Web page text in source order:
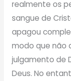
realmente os
sangue de
apagou
modo que não
julgamento de
Deus. No